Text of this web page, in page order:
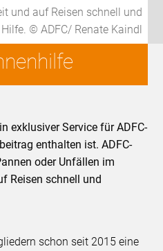
und auf Reisen schnell und
© ADFC/ Renate Kaindl
exklusiver Service für ADFC-
enthalten ist. ADFC-
oder Unfällen im
Reisen schnell und
schon seit 2015 eine